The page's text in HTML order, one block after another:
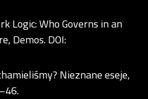
Logic: Who Governs in an
Demos. DOI:
Nieznane eseje,